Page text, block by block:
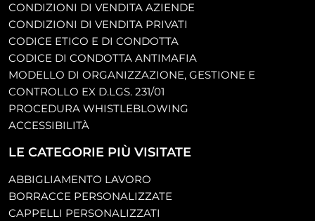
CONDIZIONI DI VENDITA AZIENDE
CONDIZIONI DI VENDITA PRIVATI
CODICE ETICO E DI CONDOTTA
CODICE DI CONDOTTA ANTIMAFIA
MODELLO DI ORGANIZZAZIONE, GESTIONE E
CONTROLLO EX D.LGS. 231/01
PROCEDURA WHISTLEBLOWING
ACCESSIBILITÀ
LE CATEGORIE PIÙ VISITATE
ABBIGLIAMENTO LAVORO
BORRACCE PERSONALIZZATE
CAPPELLI PERSONALIZZATI